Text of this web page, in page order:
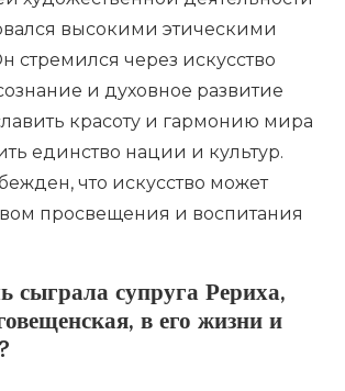
высокими этическими
стремился через искусство
и духовное развитие
красоту и гармонию мира
единство нации и культур.
что искусство может
просвещения и воспитания
сыграла супруга Рериха,
в его жизни и